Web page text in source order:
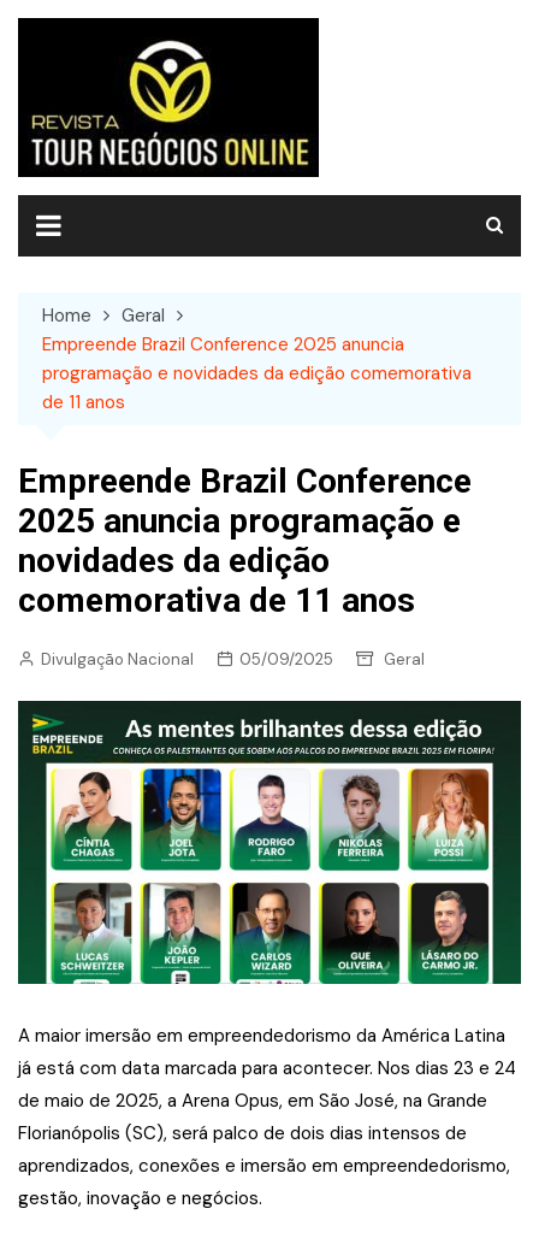
Skip
Home
Geral
Empreende Brazil Conference 2025 anuncia
programação e novidades da edição comemorativa
de 11 anos
Empreende Brazil Conference
2025 anuncia programação e
novidades da edição
comemorativa de 11 anos
Divulgação Nacional 05/09/2025 Geral
A maior imersão em empreendedorismo da América Latina
já está com data marcada para acontecer. Nos dias 23 e 24
de maio de 2025, a Arena Opus, em São José, na Grande
Florianópolis (SC), será palco de dois dias intensos de
aprendizados, conexões e imersão em empreendedorismo,
gestão, inovação e negócios.